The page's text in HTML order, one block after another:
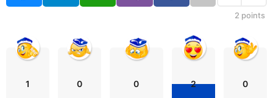
2 points
1 0 0 2 0